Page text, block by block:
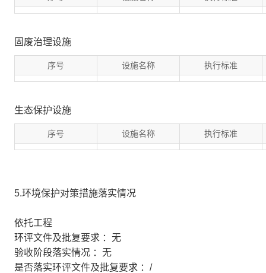
固废治理设施
序号 设施名称 执行标准
生态保护设施
序号 设施名称 执行标准
5.环境保护对策措施落实情况
依托工程
环评文件及批复要求 ：无
验收阶段落实情况 ：无
是否落实环评文件及批复要求 ：/